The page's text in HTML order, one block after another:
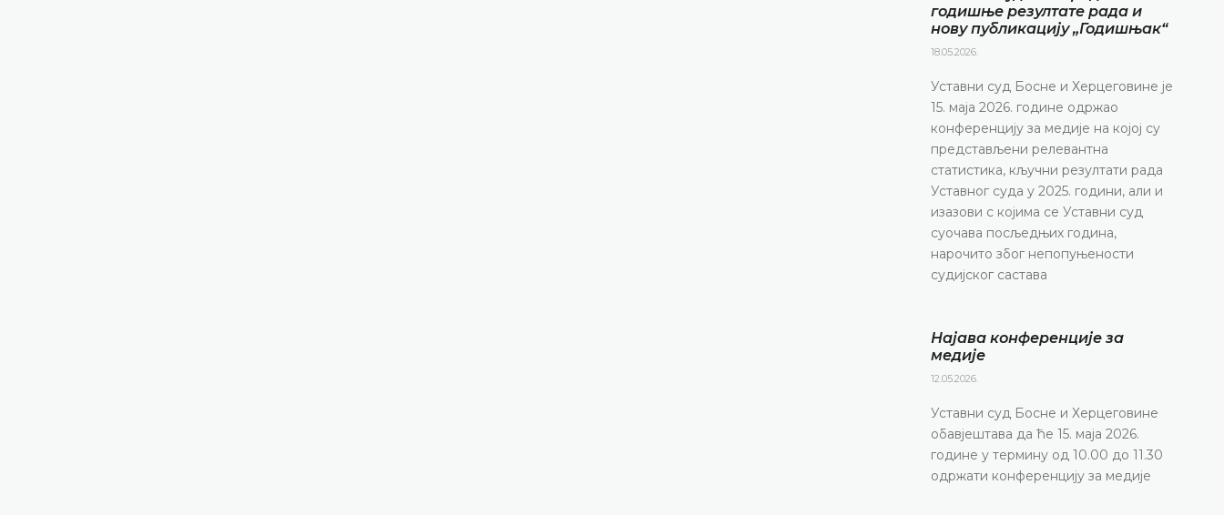
годишње резултате рада и
нову публикацију „Годишњак“
18.05.2026.
Уставни суд Босне и Херцеговине је
15. маја 2026. године одржао
конференцију за медије на којој су
представљени релевантна
статистика, кључни резултати рада
Уставног суда у 2025. години, али и
изазови с којима се Уставни суд
суочава посљедњих година,
нарочито због непопуњености
судијског састава
Најава конференције за
медије
12.05.2026.
Уставни суд Босне и Херцеговине
обавјештава да ће 15. маја 2026.
године у термину од 10.00 до 11.30
одржати конференцију за медије